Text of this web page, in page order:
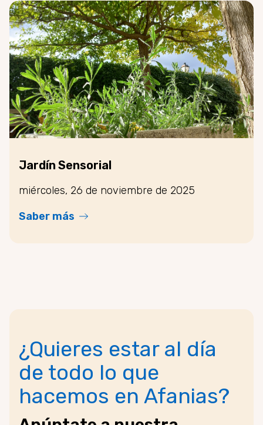
Jardín Sensorial
miércoles, 26 de noviembre de 2025
Saber más
¿Quieres estar al día
de todo lo que
hacemos en Afanias?